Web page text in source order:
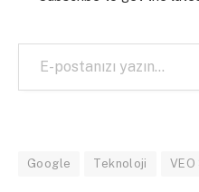
E-postanızı yazın…
Google Teknoloji VEO